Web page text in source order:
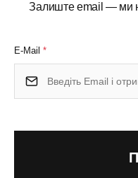
Залиште email — ми
E-Mail *